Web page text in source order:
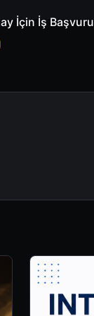
ATS ve İşe Alım